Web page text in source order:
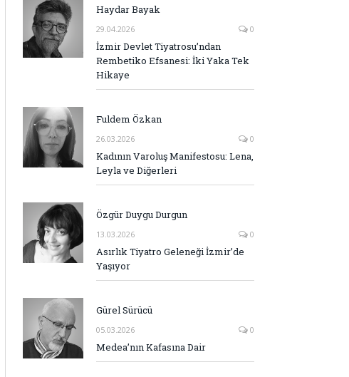
Haydar Bayak
29.04.2026 0
İzmir Devlet Tiyatrosu’ndan
Rembetiko Efsanesi: İki Yaka Tek
Hikaye
Fuldem Özkan
26.03.2026 0
Kadının Varoluş Manifestosu: Lena,
Leyla ve Diğerleri
Özgür Duygu Durgun
13.03.2026 0
Asırlık Tiyatro Geleneği İzmir’de
Yaşıyor
Gürel Sürücü
05.03.2026 0
Medea’nın Kafasına Dair